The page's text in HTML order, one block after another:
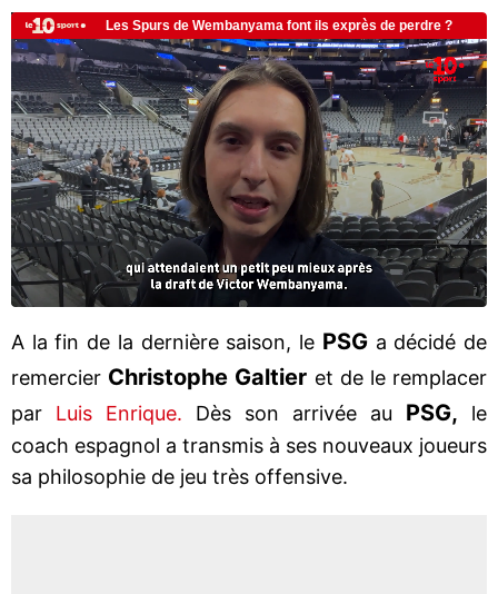
A la fin de la dernière saison, le PSGa décidé de
remercier Christophe Galtier et de le remplacer
par Luis Enrique. Dès son arrivée au PSG, le
coach espagnol a transmis à ses nouveaux joueurs
sa philosophie de jeu très offensive.